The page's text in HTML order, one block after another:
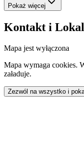
Pokaż więcej
Kontakt i
Mapa jest wyłączona
Mapa wymaga cookies.
załaduje.
Zezwól na wszystko i